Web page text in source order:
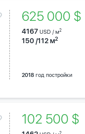
625 000
4167 USD / м2
150 /112 м2
2018год постройки
102 500 $